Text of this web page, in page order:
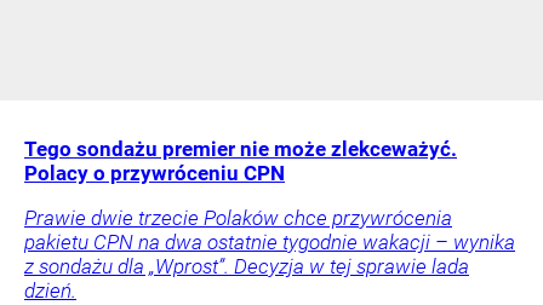
Tego sondażu premier nie może zlekceważyć.
Polacy o przywróceniu CPN
Prawie dwie trzecie Polaków chce przywrócenia
pakietu CPN na dwa ostatnie tygodnie wakacji – wynika
z sondażu dla „Wprost”. Decyzja w tej sprawie lada
dzień.